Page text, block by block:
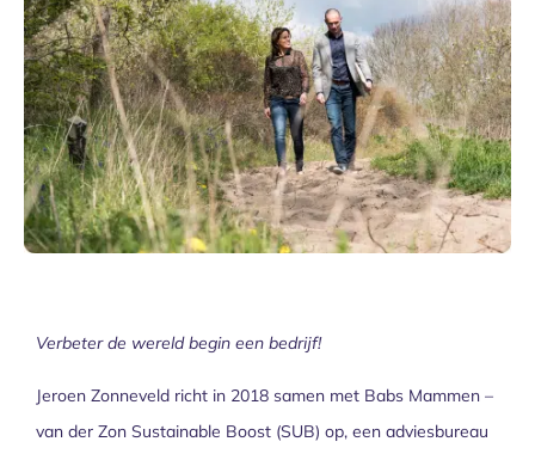
Verbeter de wereld begin een bedrijf!
Jeroen Zonneveld richt in 2018 samen met Babs Mammen –
van der Zon Sustainable Boost (SUB) op, een adviesbureau